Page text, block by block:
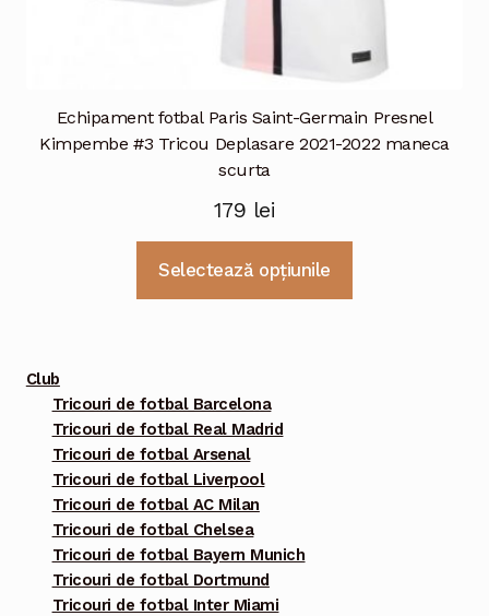
Echipament fotbal Paris Saint-Germain Presnel
Kimpembe #3 Tricou Deplasare 2021-2022 maneca
scurta
179 lei
Selectează opțiunile
Club
Tricouri de fotbal Barcelona
Tricouri de fotbal Real Madrid
Tricouri de fotbal Arsenal
Tricouri de fotbal Liverpool
Tricouri de fotbal AC Milan
Tricouri de fotbal Chelsea
Tricouri de fotbal Bayern Munich
Tricouri de fotbal Dortmund
Tricouri de fotbal Inter Miami